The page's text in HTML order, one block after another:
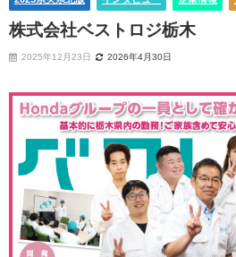
株式会社ベストロジ栃木
2025年12月23日 2026年4月30日